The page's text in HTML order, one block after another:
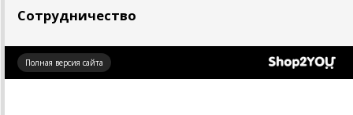
Сотрудничество
Полная версия сайта